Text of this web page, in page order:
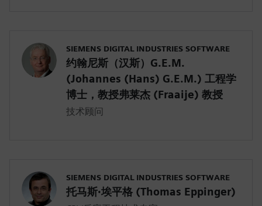
SIEMENS DIGITAL INDUSTRIES SOFTWARE
约翰尼斯（汉斯）G.E.M.
(Johannes (Hans) G.E.M.) 工程学
博士，教授弗莱杰 (Fraaije) 教授
技术顾问
SIEMENS DIGITAL INDUSTRIES SOFTWARE
托马斯·埃平格 (Thomas Eppinger)